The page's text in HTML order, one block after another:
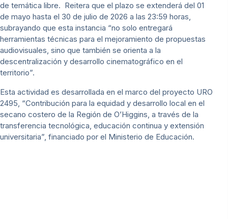
de temática libre. Reitera que el plazo se extenderá del 01
de mayo hasta el 30 de julio de 2026 a las 23:59 horas,
subrayando que esta instancia “no solo entregará
herramientas técnicas para el mejoramiento de propuestas
audiovisuales, sino que también se orienta a la
descentralización y desarrollo cinematográfico en el
territorio”.
Esta actividad es desarrollada en el marco del proyecto URO
2495, “Contribución para la equidad y desarrollo local en el
secano costero de la Región de O’Higgins, a través de la
transferencia tecnológica, educación continua y extensión
universitaria”, financiado por el Ministerio de Educación.